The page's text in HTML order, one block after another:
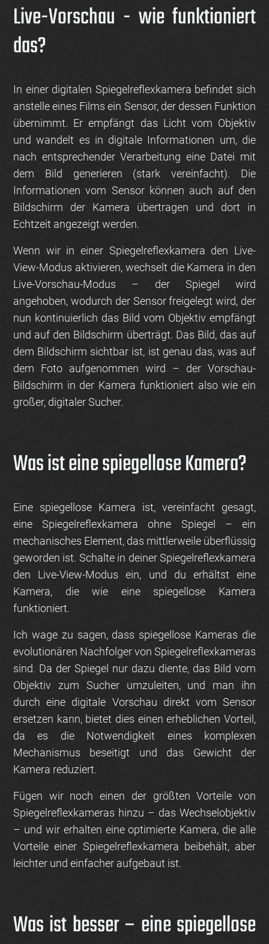
Live-Vorschau - wie funktioniert
das?
In einer digitalen Spiegelreflexkamera befindet sich
anstelle eines Films ein Sensor, der dessen Funktion
übernimmt. Er empfängt das Licht vom Objektiv
und wandelt es in digitale Informationen um, die
nach entsprechender Verarbeitung eine Datei mit
dem Bild generieren (stark vereinfacht). Die
Informationen vom Sensor können auch auf den
Bildschirm der Kamera übertragen und dort in
Echtzeit angezeigt werden.
Wenn wir in einer Spiegelreflexkamera den Live-
View-Modus aktivieren, wechselt die Kamera in den
Live-Vorschau-Modus – der Spiegel wird
angehoben, wodurch der Sensor freigelegt wird, der
nun kontinuierlich das Bild vom Objektiv empfängt
und auf den Bildschirm überträgt. Das Bild, das auf
dem Bildschirm sichtbar ist, ist genau das, was auf
dem Foto aufgenommen wird – der Vorschau-
Bildschirm in der Kamera funktioniert also wie ein
großer, digitaler Sucher.
Was ist eine spiegellose Kamera?
Eine spiegellose Kamera ist, vereinfacht gesagt,
eine Spiegelreflexkamera ohne Spiegel – ein
mechanisches Element, das mittlerweile überflüssig
geworden ist. Schalte in deiner Spiegelreflexkamera
den Live-View-Modus ein, und du erhältst eine
Kamera, die wie eine spiegellose Kamera
funktioniert.
Ich wage zu sagen, dass spiegellose Kameras die
evolutionären Nachfolger von Spiegelreflexkameras
sind. Da der Spiegel nur dazu diente, das Bild vom
Objektiv zum Sucher umzuleiten, und man ihn
durch eine digitale Vorschau direkt vom Sensor
ersetzen kann, bietet dies einen erheblichen Vorteil,
da es die Notwendigkeit eines komplexen
Mechanismus beseitigt und das Gewicht der
Kamera reduziert.
Fügen wir noch einen der größten Vorteile von
Spiegelreflexkameras hinzu – das Wechselobjektiv
– und wir erhalten eine optimierte Kamera, die alle
Vorteile einer Spiegelreflexkamera beibehält, aber
leichter und einfacher aufgebaut ist.
Was ist besser – eine spiegellose